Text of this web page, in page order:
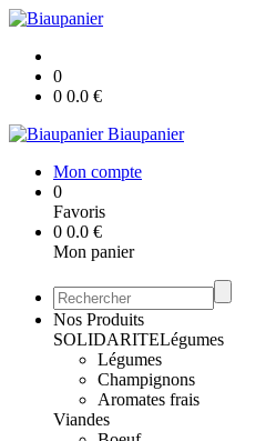
0
0 0.0 €
Biaupanier
Mon compte
0
Favoris
0 0.0 €
Mon panier
Nos Produits
SOLIDARITELégumes
Légumes
Champignons
Aromates frais
Viandes